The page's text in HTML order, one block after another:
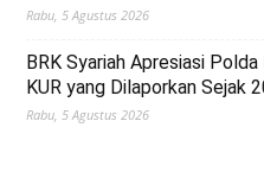
Rabu, 5 Agustus 2026
BRK Syariah Apresiasi
KUR yang Dilaporkan Sejak
Rabu, 5 Agustus 2026